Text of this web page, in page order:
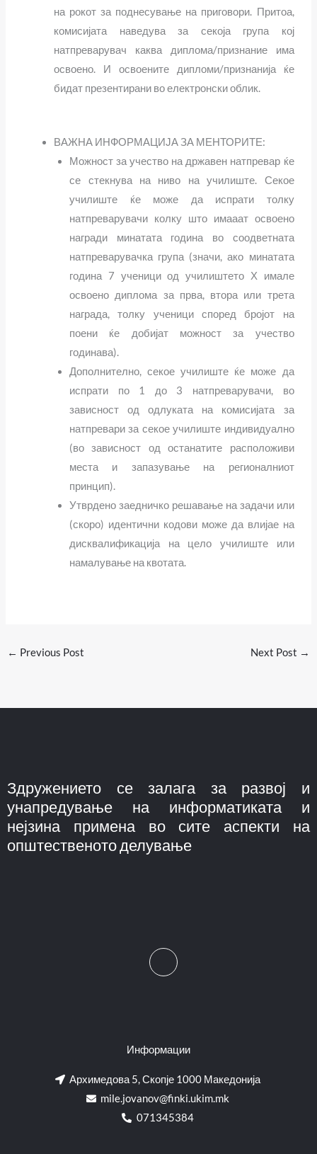
на рокот за поднесување на приговори. Притоа,
комисијата наведува за секоја група кој
натпреварувач каква диплома/признание има
освоено. И освоените дипломи/признанија ќе
бидат презентирани во електронски облик.
ВАЖНА ИНФОРМАЦИЈА ЗА МЕНТОРИТЕ:
Можност за учество на државен натпревар ќе
се стекнува на ниво на училиште. Секое
училиште ќе може да испрати толку
натпреварувачи колку што имааат освоено
награди минатата година во соодветната
натпреварувачка група (значи, ако минатата
година 7 ученици од училиштето Х имале
освоено диплома за прва, втора или трета
награда, толку ученици според бројот на
поени ќе добијат можност за учество
годинава).
Дополнително, секое училиште ќе може да
испрати по 1 до 3 натпреварувачи, во
зависност од одлуката на комисијата за
натпревари за секое училиште индивидуално
(во зависност од останатите расположиви
места и запазување на регионалниот
принцип).
Утврдено заедничко решавање на задачи или
(скоро) идентични кодови може да влијае на
дисквалификација на цело училиште или
намалување на квотата.
← Previous Post Next Post →
Здружението се залага за развој и
унапредување на информатиката и
нејзина примена во сите аспекти на
општественото делување
Информации
Архимедова 5, Скопје 1000 Македонија
mile.jovanov@finki.ukim.mk​
071345384